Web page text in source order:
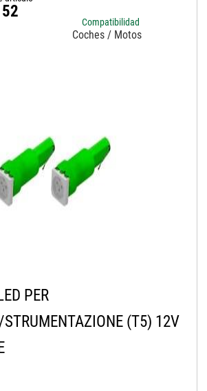
Compatibilidad
Coches / Motos
PER
STRUMENTAZIONE (T5) 12V